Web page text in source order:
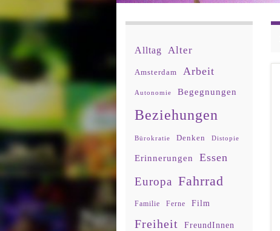
Alltag Alter
Amsterdam Arbeit
Autonomie Begegnungen
Beziehungen
Bürokratie Denken Distopie
Erinnerungen Essen
Europa Fahrrad
Familie Ferne Film
Freiheit FreundInnen